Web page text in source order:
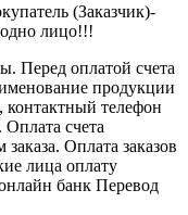
(Заказчик)-
лицо!!!
Перед оплатой счета
продукции
контактный телефон
счета
Оплата заказов
лица оплату
банк Перевод